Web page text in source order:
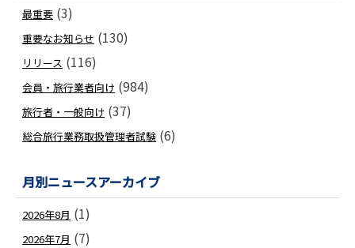
最重要 (3)
重要なお知らせ (130)
リリース (116)
会員・旅行業者向け (984)
旅行者・一般向け (37)
総合旅行業務取扱管理者試験 (6)
月別ニュースアーカイブ
2026年8月 (1)
2026年7月 (7)